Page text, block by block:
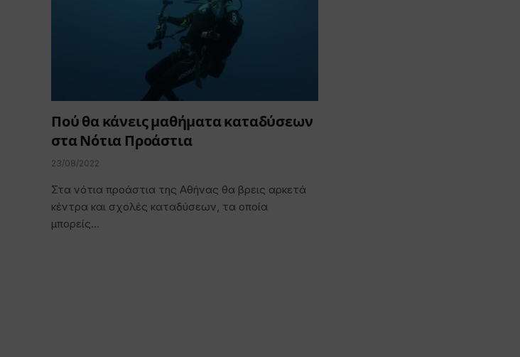
Πού θα κάνεις μαθήματα καταδύσεων
στα Νότια Προάστια
23/08/2022
Στα νότια προάστια της Αθήνας θα βρεις αρκετά
κέντρα και σχολές καταδύσεων, τα οποία
μπορείς…